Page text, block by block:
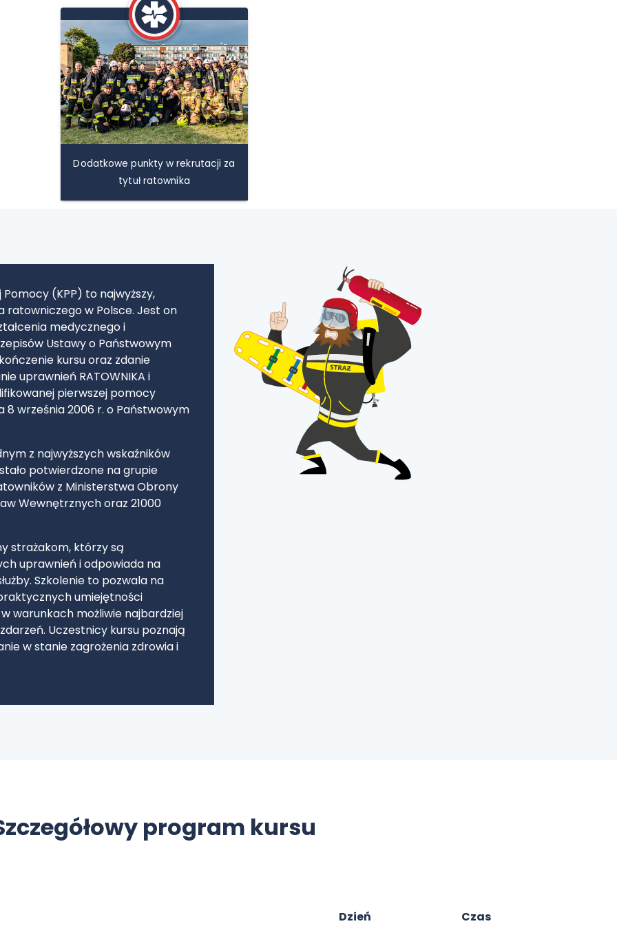
Dodatkowe punkty w rekrutacji za
tytuł ratownika
(KPP) to najwyższy,
ratowniczego w Polsce. Jest on
medycznego i
Ustawy o Państwowym
kursu oraz zdanie
uprawnień RATOWNIKA i
pierwszej pomocy
8 września 2006 r. o Państwowym
z najwyższych wskaźników
potwierdzone na grupie
z Ministerstwa Obrony
Wewnętrznych oraz 21000
strażakom, którzy są
uprawnień i odpowiada na
Szkolenie to pozwala na
umiejętności
warunkach możliwie najbardziej
Uczestnicy kursu poznają
w stanie zagrożenia zdrowia i
program kursu
Dzień Czas